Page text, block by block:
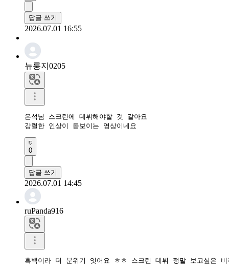
답글 쓰기
2026.07.01 16:55
뉴룽지0205
은석님 스크린에 데뷔해야할 것 같아요
강렬한 인상이 돋보이는 영상이네요
0
답글 쓰기
2026.07.01 14:45
ruPanda916
흑백이라 더 분위기 잇어요 ㅎㅎ 스크린 데뷔 정말 보고싶은